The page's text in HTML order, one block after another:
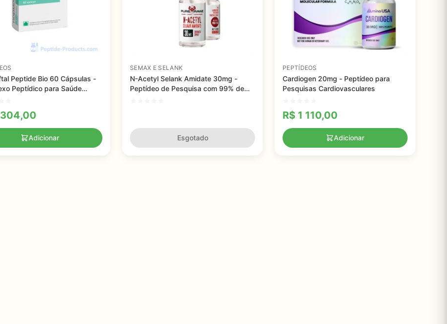
Peptide Bio 60 Cápsulas -
Peptídico para Saúde
304,00
Adicionar
SEMAX E SELANK
N-Acetyl Selank Amidate 30mg -
Peptídeo de Pesquisa com 99% de
Esgotado
PEPTÍDEOS
Cardiogen 20mg - Peptídeo para
Pesquisas Cardiovasculares
R$ 1 110,00
Adicionar